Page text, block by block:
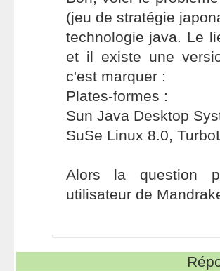
(jeu de stratégie
technologie java. Le
et il existe une
c'est marquer :
Plates-formes :
Sun Java Desktop
SuSe Linux 8.0,
Alors la question
utilisateur de